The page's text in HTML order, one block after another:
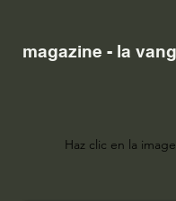
magazine - la
Haz clic en la image